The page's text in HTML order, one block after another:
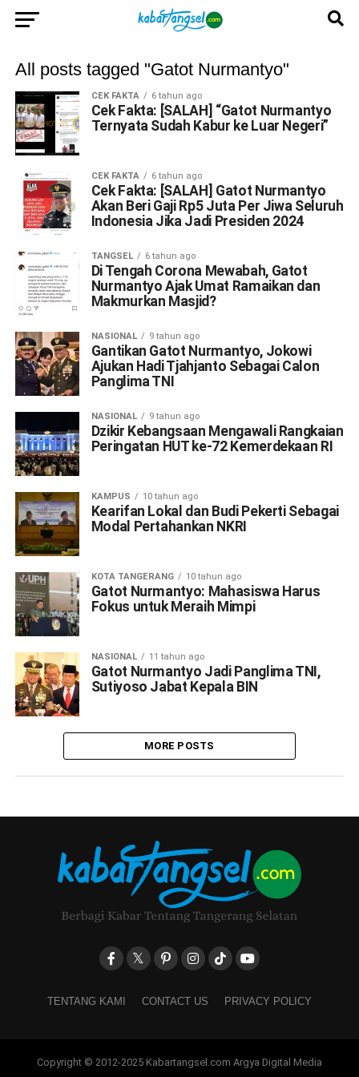
All posts tagged "Gatot Nurmantyo"
CEK FAKTA 6 tahun ago
Cek Fakta: [SALAH] “Gatot Nurmantyo
Ternyata Sudah Kabur ke Luar Negeri”
CEK FAKTA 6 tahun ago
Cek Fakta: [SALAH] Gatot Nurmantyo
Akan Beri Gaji Rp5 Juta Per Jiwa Seluruh
Indonesia Jika Jadi Presiden 2024
TANGSEL 6 tahun ago
Di Tengah Corona Mewabah, Gatot
Nurmantyo Ajak Umat Ramaikan dan
Makmurkan Masjid?
NASIONAL 9 tahun ago
Gantikan Gatot Nurmantyo, Jokowi
Ajukan Hadi Tjahjanto Sebagai Calon
Panglima TNI
NASIONAL 9 tahun ago
Dzikir Kebangsaan Mengawali Rangkaian
Peringatan HUT ke-72 Kemerdekaan RI
KAMPUS 10 tahun ago
Kearifan Lokal dan Budi Pekerti Sebagai
Modal Pertahankan NKRI
KOTA TANGERANG 10 tahun ago
Gatot Nurmantyo: Mahasiswa Harus
Fokus untuk Meraih Mimpi
NASIONAL 11 tahun ago
Gatot Nurmantyo Jadi Panglima TNI,
Sutiyoso Jabat Kepala BIN
MORE POSTS
TENTANG KAMI CONTACT US PRIVACY POLICY
Copyright © 2012-2025 Kabartangsel.com Argya Digital Media